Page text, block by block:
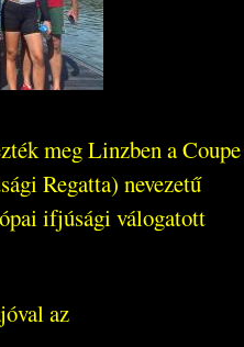
meg Linzben a Coupe
Regatta) nevezetű
ifjúsági válogatott
az